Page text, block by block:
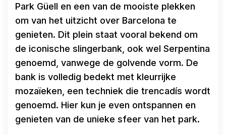
Park Güell en een van de mooiste plekken
om van het uitzicht over Barcelona te
genieten. Dit plein staat vooral bekend om
de iconische slingerbank, ook wel Serpentina
genoemd, vanwege de golvende vorm. De
bank is volledig bedekt met kleurrijke
mozaïeken, een techniek die trencadís wordt
genoemd. Hier kun je even ontspannen en
genieten van de unieke sfeer van het park.